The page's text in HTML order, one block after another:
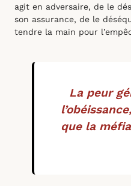
agit en adversaire, de le
son assurance, de le
tendre la main pour
La peur
que la